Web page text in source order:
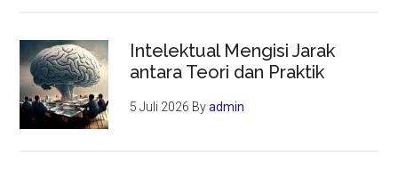
Intelektual Mengisi Jarak
antara Teori dan Praktik
5 Juli 2026 Byadmin